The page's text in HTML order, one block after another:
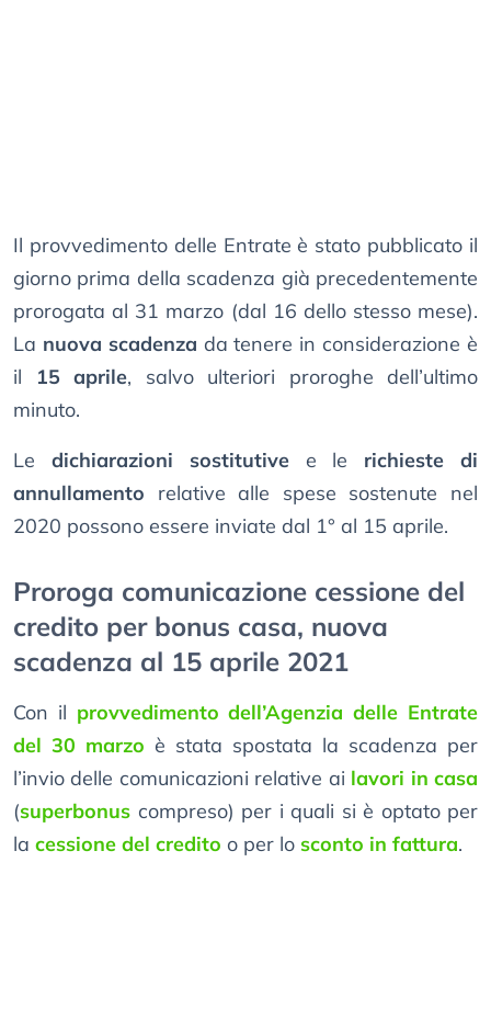
Il provvedimento delle Entrate è stato pubblicato il
giorno prima della scadenza già precedentemente
prorogata al 31 marzo (dal 16 dello stesso mese).
La nuova scadenza da tenere in considerazione è
il
15 aprile, salvo ulteriori proroghe dell’ultimo
minuto.
Le dichiarazioni sostitutivee le richieste di
annullamento relative alle spese sostenute nel
2020 possono essere inviate dal 1° al 15 aprile.
Proroga comunicazione cessione del
credito per bonus casa, nuova
scadenza al 15 aprile 2021
Con il provvedimento dell’Agenzia delle Entrate
del 30 marzo è stata spostata la scadenza per
l’invio delle comunicazioni relative ai lavori in casa
(superbonus compreso) per i quali si è optato per
la cessione del credito o per lo sconto in fattura.